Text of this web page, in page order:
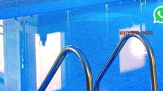
תנאי השימוש